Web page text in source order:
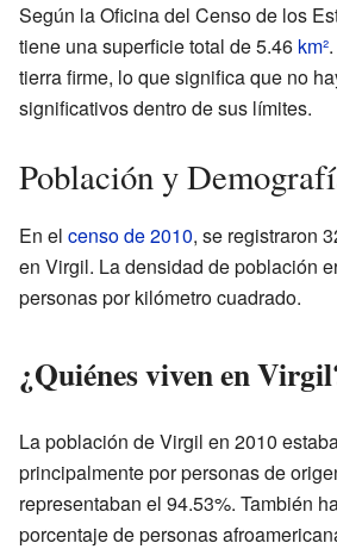
Según la Oficina del Censo de los
tiene una superficie total de 5.46 km²
tierra firme, lo que significa que no
significativos dentro de sus límites.
Población y
En el censo de 2010, se registraron
en Virgil. La densidad de población
personas por kilómetro cuadrado.
¿Quiénes viven en
La población de Virgil en 2010
principalmente por personas de
representaban el 94.53%. También
porcentaje de personas